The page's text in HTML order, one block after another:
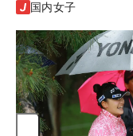
国内女子